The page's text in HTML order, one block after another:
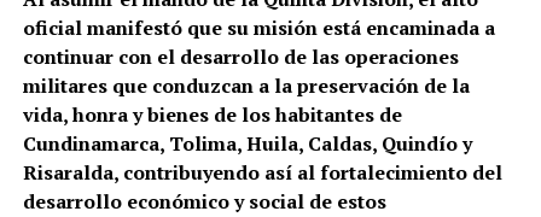
oficial manifestó que su misión está encaminada a
continuar con el desarrollo de las operaciones
militares que conduzcan a la preservación de la
vida, honra y bienes de los habitantes de
Cundinamarca, Tolima, Huila, Caldas, Quindío y
Risaralda, contribuyendo así al fortalecimiento del
desarrollo económico y social de estos